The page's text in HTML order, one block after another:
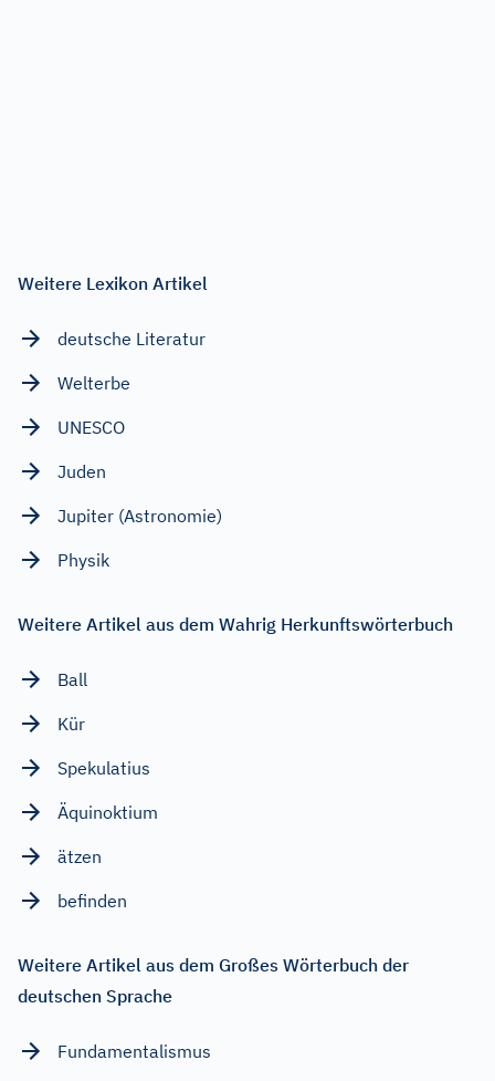
Weitere Lexikon Artikel
deutsche Literatur
Welterbe
UNESCO
Juden
Jupiter (Astronomie)
Physik
Weitere Artikel aus dem Wahrig Herkunftswörterbuch
Ball
Kür
Spekulatius
Äquinoktium
ätzen
befinden
Weitere Artikel aus dem Großes Wörterbuch der
deutschen Sprache
Fundamentalismus